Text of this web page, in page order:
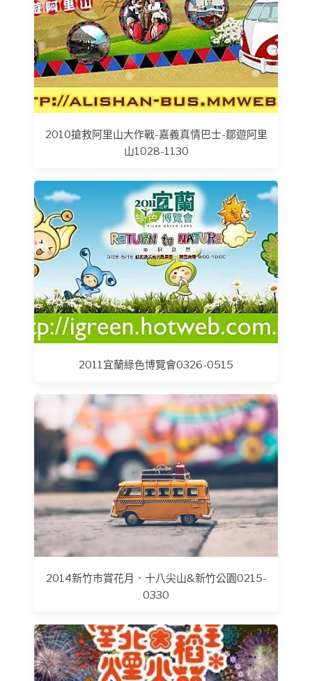
2010搶救阿里山大作戰-嘉義真情巴士-鄒遊阿里
山1028-1130
2011宜蘭綠色博覽會0326-0515
2014新竹市賞花月．十八尖山&新竹公園0215-
0330